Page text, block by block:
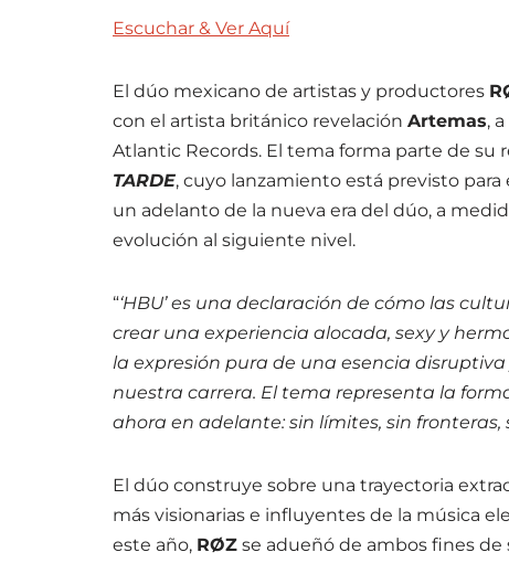
Escuchar & Ver Aquí
El dúo mexicano de artistas y productores
con el artista británico revelación Artemas,
Atlantic Records. El tema forma parte de
TARDE, cuyo lanzamiento está previsto para
un adelanto de la nueva era del dúo, a
evolución al siguiente nivel.
“‘HBU’ es una declaración de cómo las
crear una experiencia alocada, sexy y
la expresión pura de una esencia
nuestra carrera. El tema representa la
ahora en adelante: sin límites, sin
El dúo construye sobre una trayectoria
más visionarias e influyentes de la música
este año, RØZ se adueñó de ambos fines de